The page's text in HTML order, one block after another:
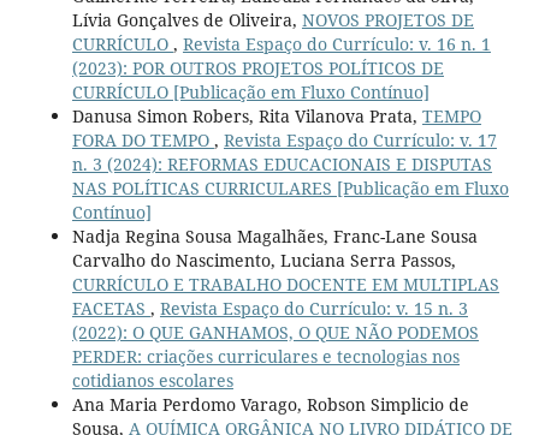
Lívia Gonçalves de Oliveira, NOVOS PROJETOS DE
CURRÍCULO , Revista Espaço do Currículo: v. 16 n. 1
(2023): POR OUTROS PROJETOS POLÍTICOS DE
CURRÍCULO [Publicação em Fluxo Contínuo]
Danusa Simon Robers, Rita Vilanova Prata, TEMPO
FORA DO TEMPO , Revista Espaço do Currículo: v. 17
n. 3 (2024): REFORMAS EDUCACIONAIS E DISPUTAS
NAS POLÍTICAS CURRICULARES [Publicação em Fluxo
Contínuo]
Nadja Regina Sousa Magalhães, Franc-Lane Sousa
Carvalho do Nascimento, Luciana Serra Passos,
CURRÍCULO E TRABALHO DOCENTE EM MULTIPLAS
FACETAS , Revista Espaço do Currículo: v. 15 n. 3
(2022): O QUE GANHAMOS, O QUE NÃO PODEMOS
PERDER: criações curriculares e tecnologias nos
cotidianos escolares
Ana Maria Perdomo Varago, Robson Simplicio de
Sousa, A QUÍMICA ORGÂNICA NO LIVRO DIDÁTICO DE